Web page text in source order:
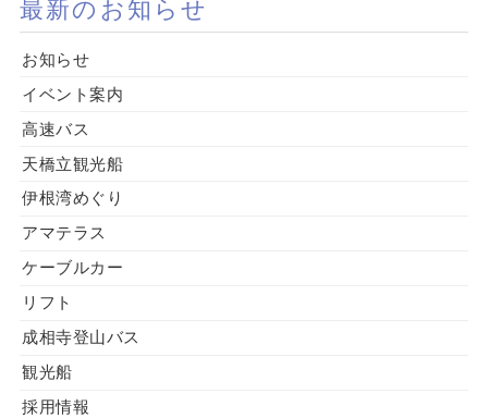
最新のお知らせ
お知らせ
イベント案内
高速バス
天橋立観光船
伊根湾めぐり
アマテラス
ケーブルカー
リフト
成相寺登山バス
観光船
採用情報